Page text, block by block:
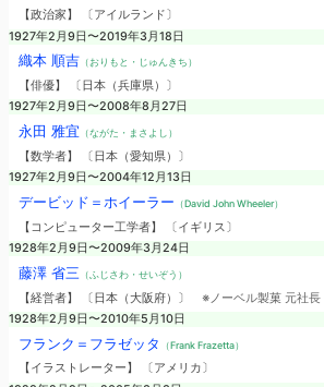
【政治家】 〔アイルランド〕
1927年2月9日〜2019年3月18日
織本 順吉（おりもと・じゅんきち）
【俳優】 〔日本（兵庫県）〕
1927年2月9日〜2008年8月27日
永田 雅宜 （ながた・まさよし）
【数学者】 〔日本（愛知県）〕
1927年2月9日〜2004年12月13日
デービッド＝ホイーラー （David John Wheeler）
【コンピューター工学者】 〔イギリス〕
1928年2月9日〜2009年3月24日
藤澤 省三 （ふじさわ・せいぞう）
【経営者】 〔日本（大阪府）〕 ※ノーベル製菓 元社長
1928年2月9日〜2010年5月10日
フランク＝フラゼッタ （Frank Frazetta）
【イラストレーター】 〔アメリカ〕